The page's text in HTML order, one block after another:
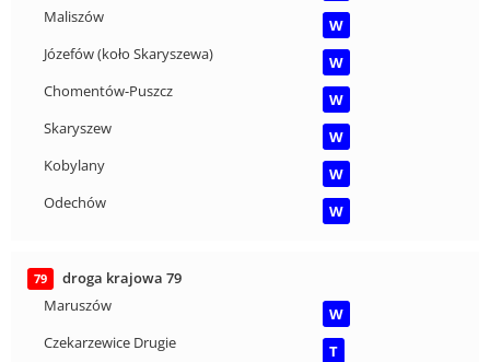
Maliszów
W
Józefów (koło Skaryszewa)
W
Chomentów-Puszcz
W
Skaryszew
W
Kobylany
W
Odechów
W
79
droga krajowa 79
Maruszów
W
Czekarzewice Drugie
T